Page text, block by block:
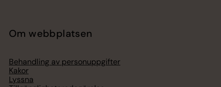
Om webbplatsen
Behandling av personuppgifter
Kakor
Lyssna